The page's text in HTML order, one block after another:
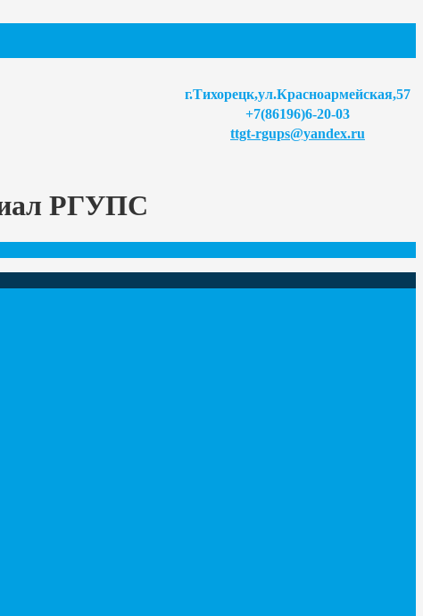
г.Тихорецк,ул.Красноармейская,57
+7(86196)6-20-03
ttgt-rgups@yandex.ru
РГУПС